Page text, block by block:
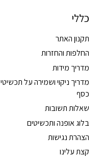
כללי
תקנון האתר
החלפות והחזרות
מדריך מידות
מדריך ניקוי ושמירה על תכשיטי
כסף
שאלות תשובות
בלוג אופנה ותכשיטים
הצהרת נגישות
קצת עלינו